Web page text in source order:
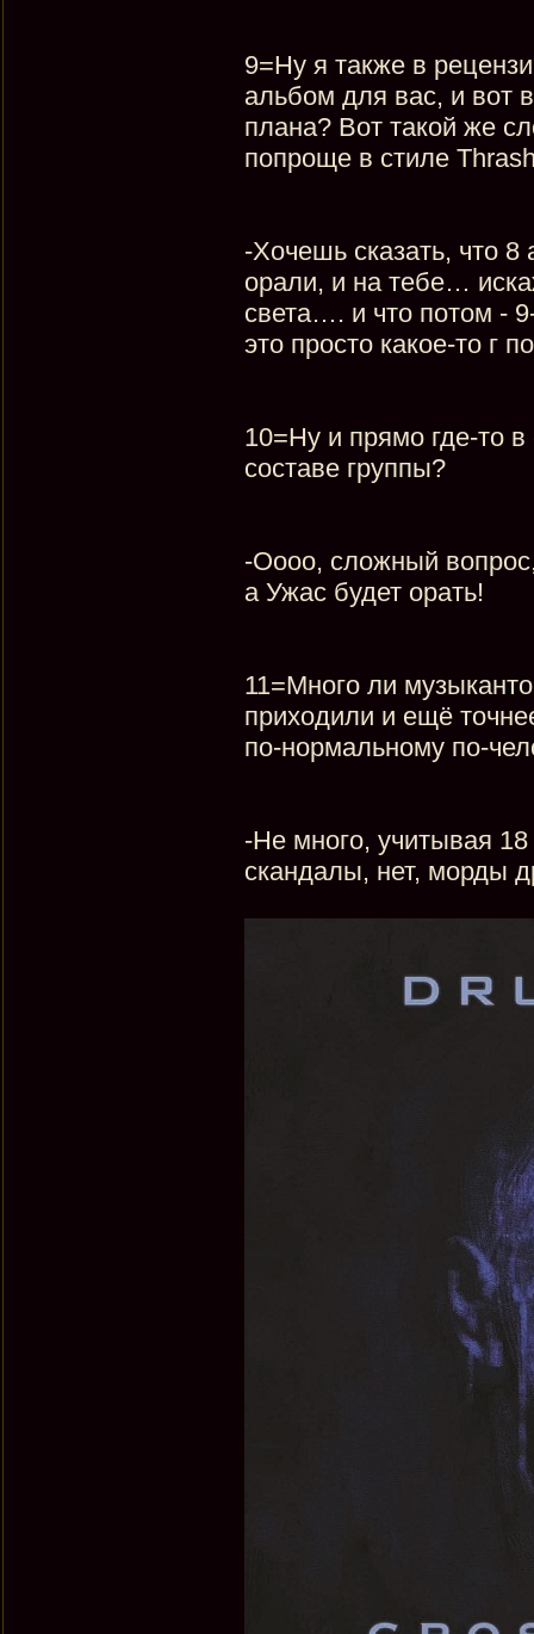
9=Ну я также в
альбом для вас, и вот
плана? Вот такой же
попроще в стиле
-Хочешь сказать, что
орали, и на тебе…
света…. и что потом -
это просто какое-то г
10=Ну и прямо где-то в
составе группы?
-Оооо, сложный
а Ужас будет орать!
11=Много ли
приходили и ещё
по-нормальному по-
-Не много, учитывая
скандалы, нет, морды